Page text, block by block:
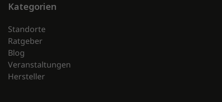
Kategorien
Standorte
Ratgeber
Blog
Veranstaltungen
Hersteller